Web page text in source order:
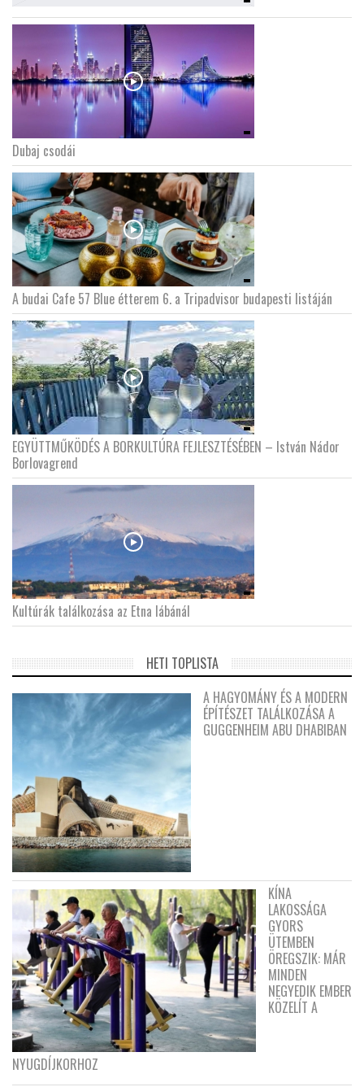
Dubaj csodái
A budai Cafe 57 Blue étterem 6. a Tripadvisor budapesti listáján
EGYÜTTMŰKÖDÉS A BORKULTÚRA FEJLESZTÉSÉBEN – István Nádor
Borlovagrend
Kultúrák találkozása az Etna lábánál
HETI TOPLISTA
A HAGYOMÁNY ÉS A MODERN
ÉPÍTÉSZET TALÁLKOZÁSA A
GUGGENHEIM ABU DHABIBAN
KÍNA
LAKOSSÁGA
GYORS
ÜTEMBEN
ÖREGSZIK: MÁR
MINDEN
NEGYEDIK EMBER
KÖZELÍT A
NYUGDÍJKORHOZ